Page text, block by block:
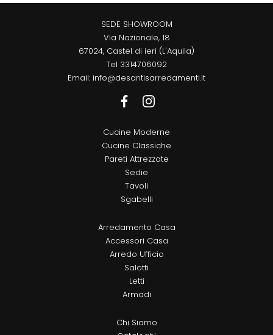
SEDE SHOWROOM
Via Nazionale, 18
67024, Castel di ieri (L'Aquila)
Tel 3314706092
Email: info@desantisarredamenti.it
Cucine Moderne
Cucine Classiche
Pareti Attrezzate
Sedie
Tavoli
Sgabelli
Arredamento Casa
Accessori Casa
Arredo Ufficio
Salotti
Letti
Armadi
Chi Siamo